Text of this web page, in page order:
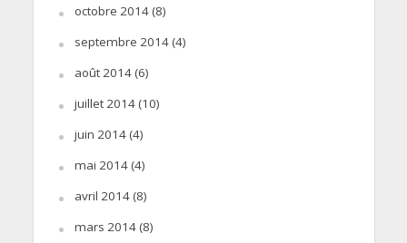
octobre 2014(8)
septembre 2014(4)
août 2014(6)
juillet 2014(10)
juin 2014(4)
mai 2014(4)
avril 2014(8)
mars 2014(8)